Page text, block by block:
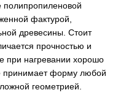
фактурой,
древесины. Стоит
прочностью и
при нагревании хорошо
принимает форму любой
геометрией.